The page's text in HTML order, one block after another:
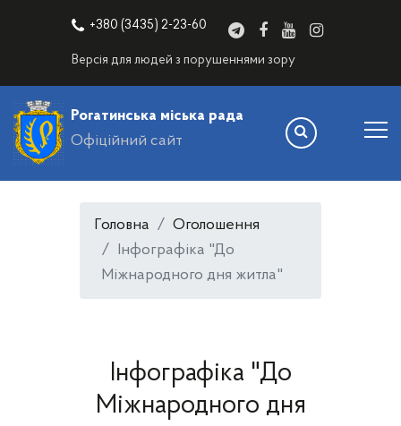
+380 (3435) 2-23-60
Версія для людей з порушеннями зору
Рогатинська міська рада
Офіційний сайт
Головна
Оголошення
Інфографіка "До
Міжнародного дня житла"
Інфографіка "До
Міжнародного дня